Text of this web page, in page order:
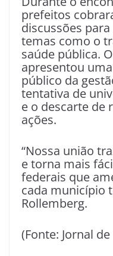
prefeitos
discussões
temas como o
saúde pública.
apresentou
público da
tentativa de
e o descarte de
ações.
“Nossa união
e torna mais
federais que
cada município
Rollemberg.
(Fonte: Jornal